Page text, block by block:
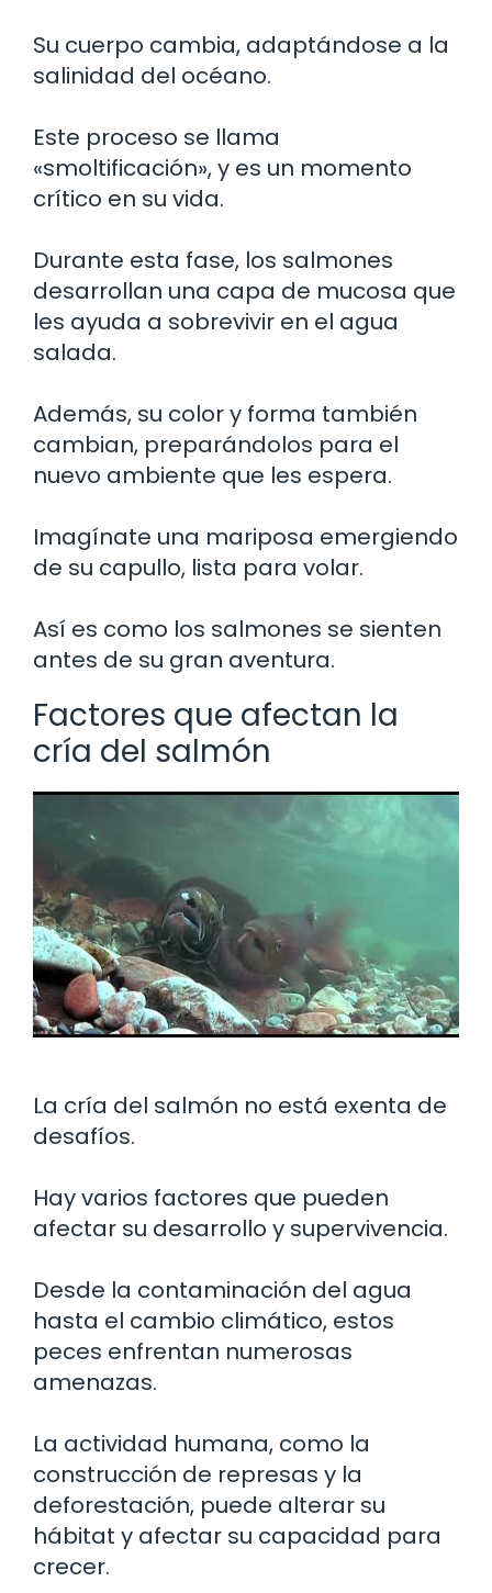
Su cuerpo cambia, adaptándose a la
salinidad del océano.
Este proceso se llama
«smoltificación», y es un momento
crítico en su vida.
Durante esta fase, los salmones
desarrollan una capa de mucosa que
les ayuda a sobrevivir en el agua
salada.
Además, su color y forma también
cambian, preparándolos para el
nuevo ambiente que les espera.
Imagínate una mariposa emergiendo
de su capullo, lista para volar.
Así es como los salmones se sienten
antes de su gran aventura.
Factores que afectan la
cría del salmón
La cría del salmón no está exenta de
desafíos.
Hay varios factores que pueden
afectar su desarrollo y supervivencia.
Desde la contaminación del agua
hasta el cambio climático, estos
peces enfrentan numerosas
amenazas.
La actividad humana, como la
construcción de represas y la
deforestación, puede alterar su
hábitat y afectar su capacidad para
crecer.